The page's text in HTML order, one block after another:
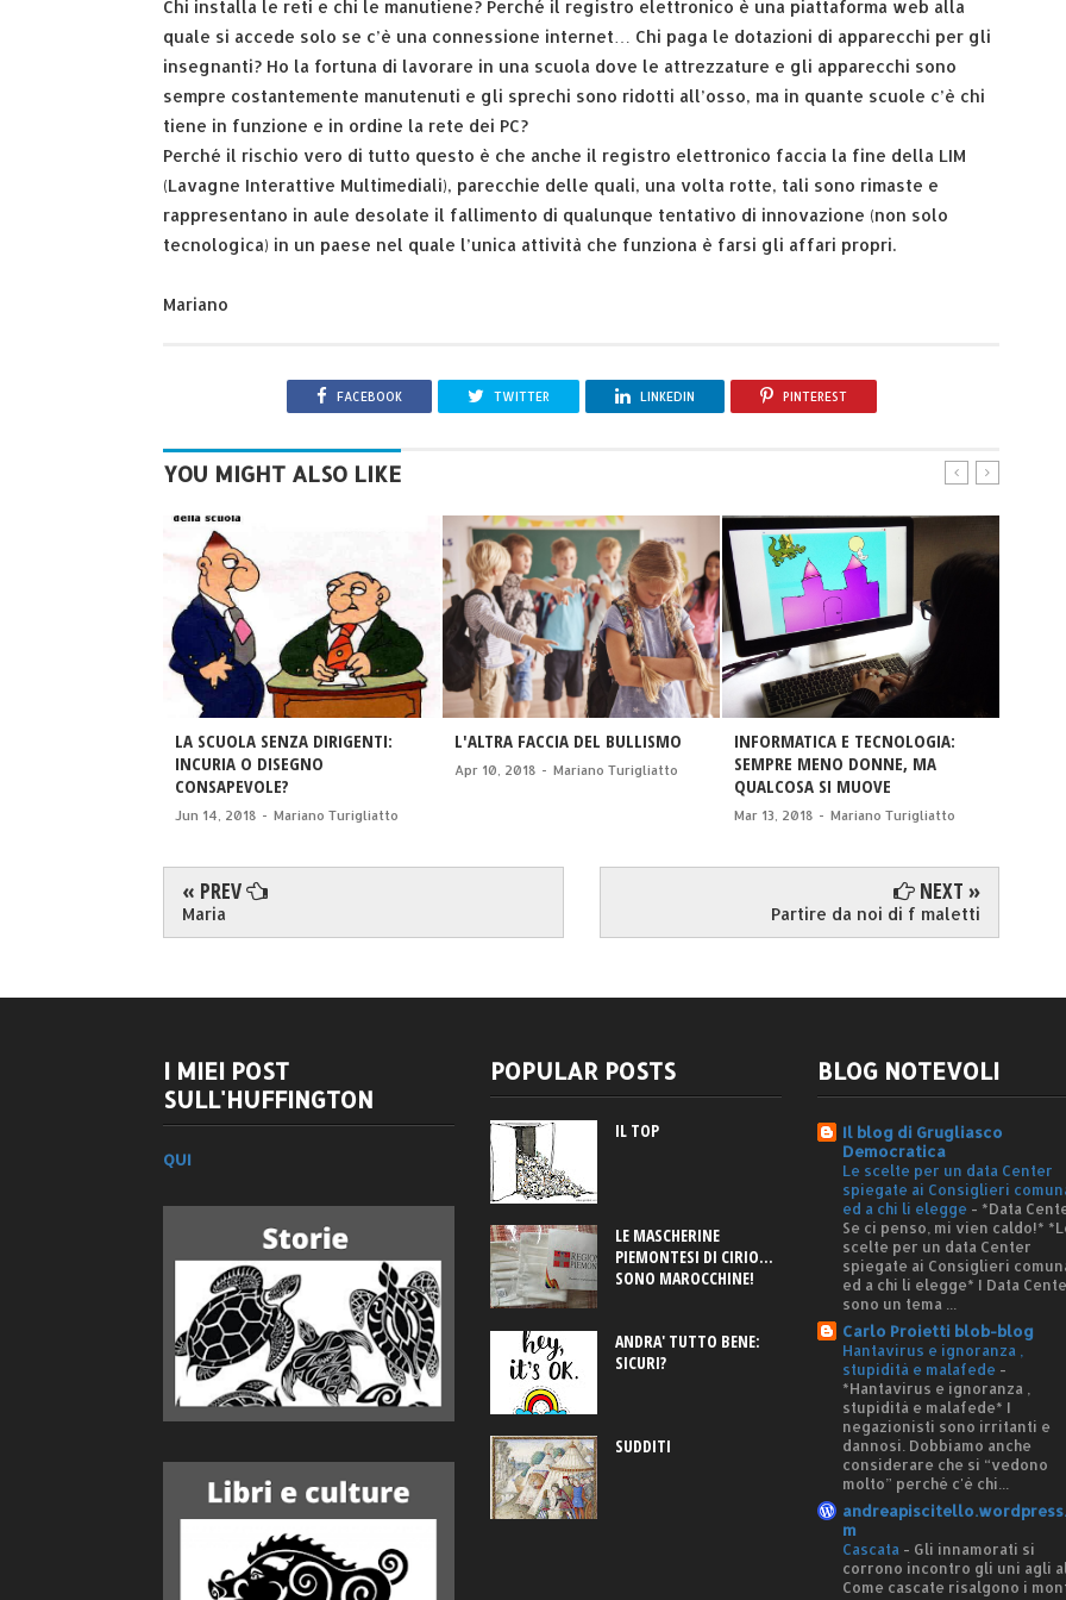
Chi installa le reti e chi le manutiene? Perché il registro elettronico è una piattaforma web alla
quale si accede solo se c’è una connessione internet… Chi paga le dotazioni di apparecchi per gli
insegnanti? Ho la fortuna di lavorare in una scuola dove le attrezzature e gli apparecchi sono
sempre costantemente manutenuti e gli sprechi sono ridotti all’osso, ma in quante scuole c’è chi
tiene in funzione e in ordine la rete dei PC?
Perché il rischio vero di tutto questo è che anche il registro elettronico faccia la fine della LIM
(Lavagne Interattive Multimediali), parecchie delle quali, una volta rotte, tali sono rimaste e
rappresentano in aule desolate il fallimento di qualunque tentativo di innovazione (non solo
tecnologica) in un paese nel quale l’unica attività che funziona è farsi gli affari propri.
Mariano
FACEBOOK TWITTER LINKEDIN PINTEREST
YOU MIGHT ALSO LIKE
LA SCUOLA SENZA DIRIGENTI:
INCURIA O DISEGNO
CONSAPEVOLE?
Jun 14, 2018 - Mariano Turigliatto
L'ALTRA FACCIA DEL BULLISMO
Apr 10, 2018 - Mariano Turigliatto
INFORMATICA E TECNOLOGIA:
SEMPRE MENO DONNE, MA
QUALCOSA SI MUOVE
Mar 13, 2018 - Mariano Turigliatto
« PREV
Maria
NEXT »
Partire da noi di f maletti
I MIEI POST
SULL'HUFFINGTON
QUI
POPULAR POSTS
IL TOP
LE MASCHERINE
PIEMONTESI DI CIRIO...
SONO MAROCCHINE!
ANDRA' TUTTO BENE:
SICURI?
SUDDITI
BLOG NOTEVOLI
Il blog di Grugliasco
Democratica
Le scelte per un data Center
spiegate ai Consiglieri
ed a chi li elegge - *Data
Se ci penso, mi vien caldo!*
scelte per un data Center
spiegate ai Consiglieri
ed a chi li elegge* I Data
sono un tema ...
Carlo Proietti blob-blog
Hantavirus e ignoranza ,
stupidità e malafede -
*Hantavirus e ignoranza ,
stupidità e malafede* I
negazionisti sono irritanti e
dannosi. Dobbiamo anche
considerare che si “vedono
molto” perché c'è chi...
m
Cascata - Gli innamorati si
corrono incontro gli uni agli
Come cascate risalgono i